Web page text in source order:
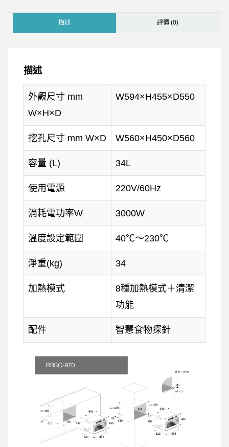
描述 評價 (0)
描述
外觀尺寸 mm
W×H×D
W594×H455×D550
挖孔尺寸 mm W×D W560×H450×D560
容量 (L) 34L
使用電源 220V/60Hz
消耗電功率W 3000W
溫度設定範圍 40℃～230℃
淨重(kg) 34
加熱模式
8種加熱模式＋清潔
功能
配件 智慧食物探針